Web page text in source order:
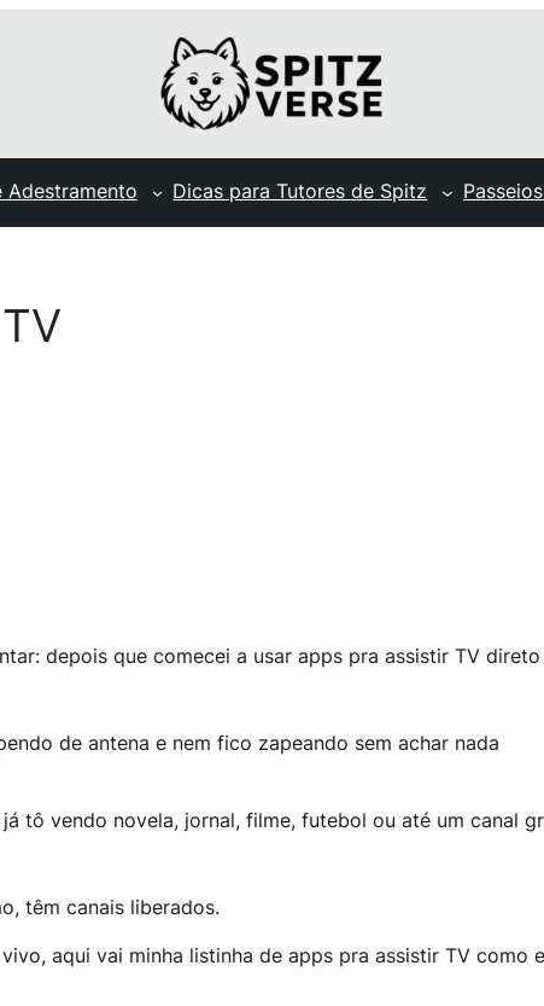
Adestramento Dicas para Tutores de Spitz
depois que comecei a usar apps pra assistir TV direto
de antena e nem fico zapeando sem achar nada
tô vendo novela, jornal, filme, futebol ou até um canal
têm canais liberados.
aqui vai minha listinha de apps pra assistir TV como